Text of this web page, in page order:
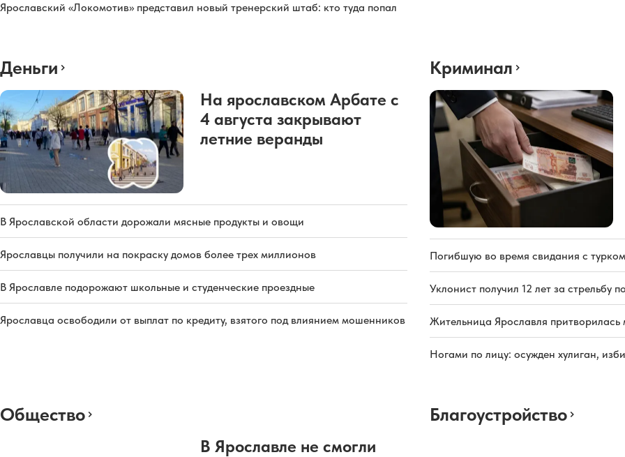
Ярославский «Локомотив» представил новый тренерский штаб: кто туда попал
Деньги
На ярославском Арбате с
4 августа закрывают
летние веранды
В Ярославской области дорожали мясные продукты и овощи
Ярославцы получили на покраску домов более трех миллионов
В Ярославле подорожают школьные и студенческие проездные
Ярославца освободили от выплат по кредиту, взятого под влиянием мошенников
Криминал
Погибшую во время свидания с
Уклонист получил 12 лет за стрельбу
Жительница Ярославля
Ногами по лицу: осужден хулиган,
Общество
В Ярославле не смогли
Благоустройство